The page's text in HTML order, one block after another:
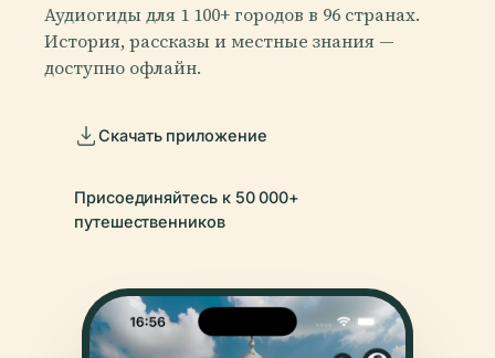
Аудиогиды для 1 100+ городов в 96 странах.
История, рассказы и местные знания —
доступно офлайн.
Скачать приложение
Присоединяйтесь к 50 000+
путешественников